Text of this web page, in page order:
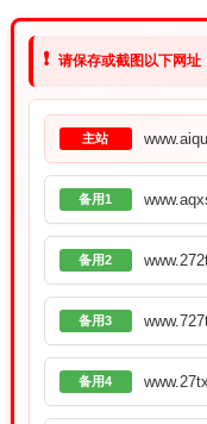
❗ 请保存或截图以下网址
主站
备用1
备用2
备用3
备用4